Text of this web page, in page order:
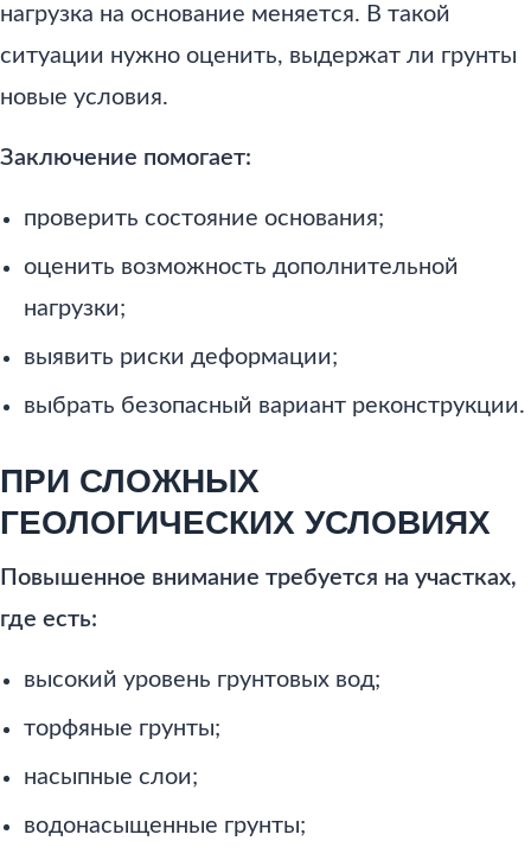
нагрузка на основание меняется. В такой
ситуации нужно оценить, выдержат ли грунты
новые условия.
Заключение помогает:
проверить состояние основания;
оценить возможность дополнительной
нагрузки;
выявить риски деформации;
выбрать безопасный вариант реконструкции.
ПРИ СЛОЖНЫХ
ГЕОЛОГИЧЕСКИХ УСЛОВИЯХ
Повышенное внимание требуется на участках,
где есть:
высокий уровень грунтовых вод;
торфяные грунты;
насыпные слои;
водонасыщенные грунты;